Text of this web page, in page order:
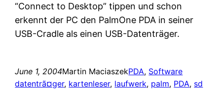
“Connect to Desktop” tippen und schon
erkennt der PC den PalmOne PDA in seiner
USB-Cradle als einen USB-Datenträger.
June 1, 2004Martin MaciaszekPDA, Software
datentrã¤ger, kartenleser, laufwerk, palm, PDA, sd